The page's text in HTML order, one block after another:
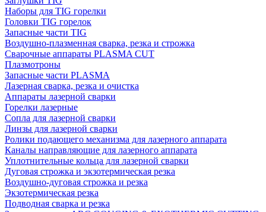
Наборы для TIG горелки
Головки TIG горелок
Запасные части TIG
Воздушно-плазменная сварка, резка и строжка
Сварочные аппараты PLASMA CUT
Плазмотроны
Запасные части PLASMA
Лазерная сварка, резка и очистка
Аппараты лазерной сварки
Горелки лазерные
Сопла для лазерной сварки
Линзы для лазерной сварки
Ролики подающего механизма для лазерного аппарата
Каналы направляющие для лазерного аппарата
Уплотнительные кольца для лазерной сварки
Дуговая строжка и экзотермическая резка
Воздушно-дуговая строжка и резка
Экзотермическая резка
Подводная сварка и резка